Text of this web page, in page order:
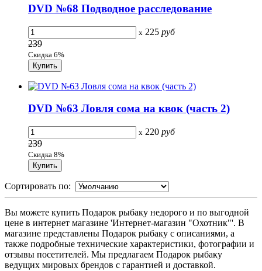
DVD №68 Подводное расследование
x 225 руб
239
Скидка 6%
DVD №63 Ловля сома на квок (часть 2)
x 220 руб
239
Скидка 8%
Сортировать по:
Вы можете купить Подарок рыбаку недорого и по выгодной
цене в интернет магазине 'Интернет-магазин "Охотник"'. В
магазине представлены Подарок рыбаку с описаниями, а
также подробные технические характеристики, фотографии и
отзывы посетителей. Мы предлагаем Подарок рыбаку
ведущих мировых брендов с гарантией и доставкой.